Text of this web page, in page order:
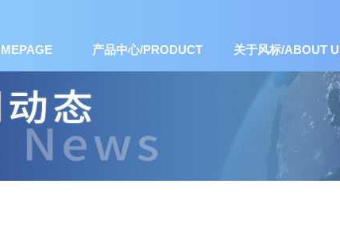
产品中心/PRODUCT 关于风标/ABOUT